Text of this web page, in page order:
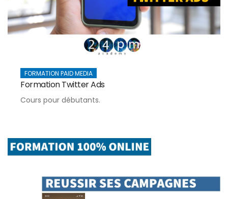
FORMATION PAID MEDIA
Formation Twitter Ads
Cours pour débutants.